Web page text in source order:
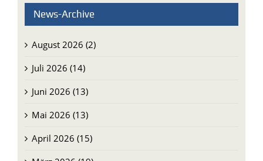
News-Archive
August 2026 (2)
Juli 2026 (14)
Juni 2026 (13)
Mai 2026 (13)
April 2026 (15)